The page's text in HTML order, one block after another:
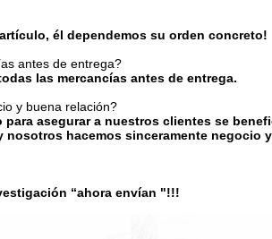
él dependemos su orden concreto!
antes de entrega?
las mercancías antes de entrega.
y buena relación?
asegurar a nuestros clientes se
hacemos sinceramente negocio
“ahora envían "!!!